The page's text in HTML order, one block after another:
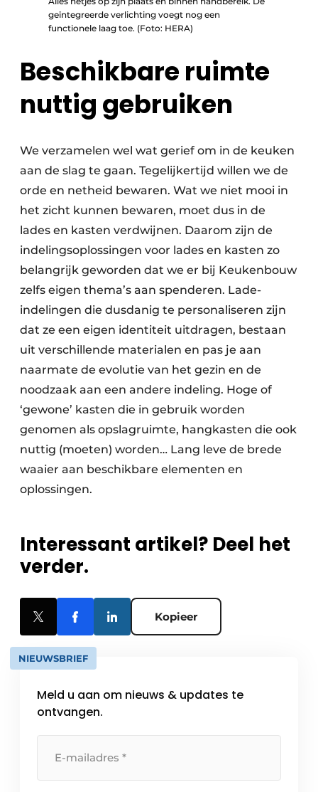
geïntegreerde verlichting voegt nog een
functionele laag toe. (Foto: HERA)
Beschikbare ruimte
nuttig gebruiken
We verzamelen wel wat gerief om in de keuken
aan de slag te gaan. Tegelijkertijd willen we de
orde en netheid bewaren. Wat we niet mooi in
het zicht kunnen bewaren, moet dus in de
lades en kasten verdwijnen. Daarom zijn de
indelingsoplossingen voor lades en kasten zo
belangrijk geworden dat we er bij Keukenbouw
zelfs eigen thema’s aan spenderen. Lade-
indelingen die dusdanig te personaliseren zijn
dat ze een eigen identiteit uitdragen, bestaan
uit verschillende materialen en pas je aan
naarmate de evolutie van het gezin en de
noodzaak aan een andere indeling. Hoge of
‘gewone’ kasten die in gebruik worden
genomen als opslagruimte, hangkasten die ook
nuttig (moeten) worden… Lang leve de brede
waaier aan beschikbare elementen en
oplossingen.
Interessant artikel? Deel het
verder.
Kopieer
NIEUWSBRIEF
Meld u aan om nieuws & updates te
ontvangen.